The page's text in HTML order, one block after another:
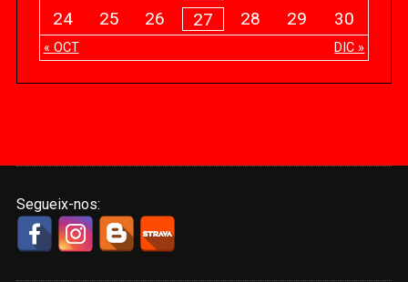
« OCT DIC »
24
25 26 27 28 29 30
Segueix-nos: